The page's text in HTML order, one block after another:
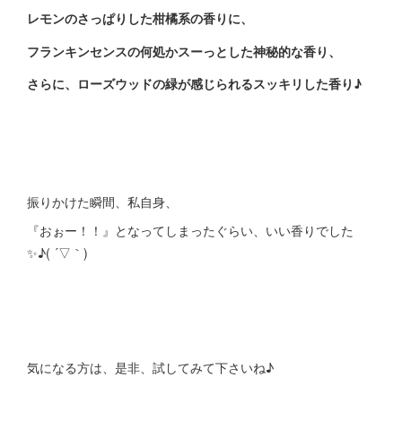
レモンのさっぱりした柑橘系の香りに、
フランキンセンスの何処かスーっとした神秘的な香り、
さらに、ローズウッドの緑が感じられるスッキリした香り♪
振りかけた瞬間、私自身、
『おぉー！！』となってしまったぐらい、いい香りでした
✨♪( ´▽｀)
気になる方は、是非、試してみて下さいね♪